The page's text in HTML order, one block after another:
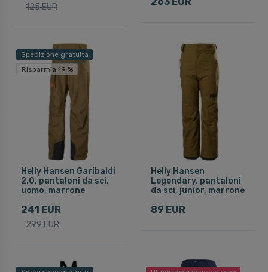
125 EUR
Spedizione gratuita
Risparmia 19 %
Helly Hansen Garibaldi
2.0, pantaloni da sci,
uomo, marrone
241 EUR
299 EUR
Helly Hansen
Legendary, pantaloni
da sci, junior, marrone
89 EUR